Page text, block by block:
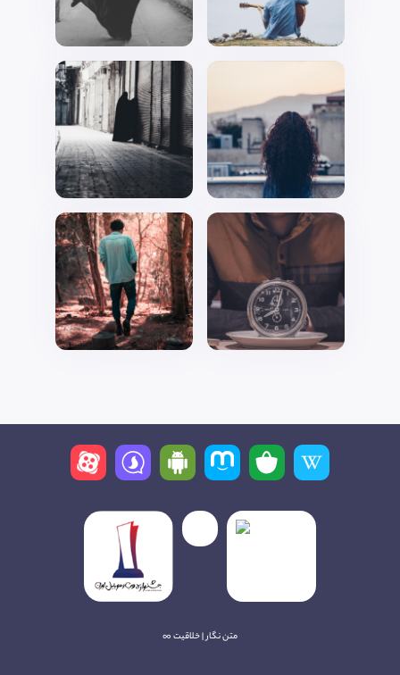
متن نگار | خلاقیت ∞